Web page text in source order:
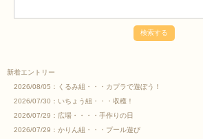
新着エントリー
2026/08/05： くるみ組・・・カプラで遊ぼう！
2026/07/30： いちょう組・・・収穫！
2026/07/29： 広場・・・・手作りの日
2026/07/29： かりん組・・・プール遊び